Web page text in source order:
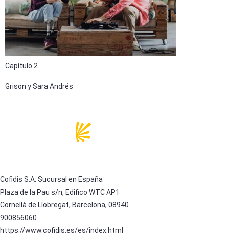
Capítulo 2
Grison y Sara Andrés
Cofidis S.A. Sucursal en España
Plaza de la Pau s/n, Edifico WTC AP1
Cornellà de Llobregat, Barcelona, 08940
900856060
https://www.cofidis.es/es/index.html